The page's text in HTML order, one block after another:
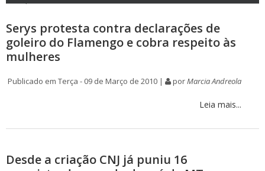
Serys protesta contra declarações de
goleiro do Flamengo e cobra respeito às
mulheres
Publicado em Terça - 09 de Março de 2010 | porMarcia Andreola
Leia mais...
Desde a criação CNJ já puniu 16